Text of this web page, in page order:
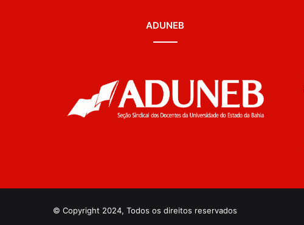
ADUNEB
© Copyright 2024, Todos os direitos reservados